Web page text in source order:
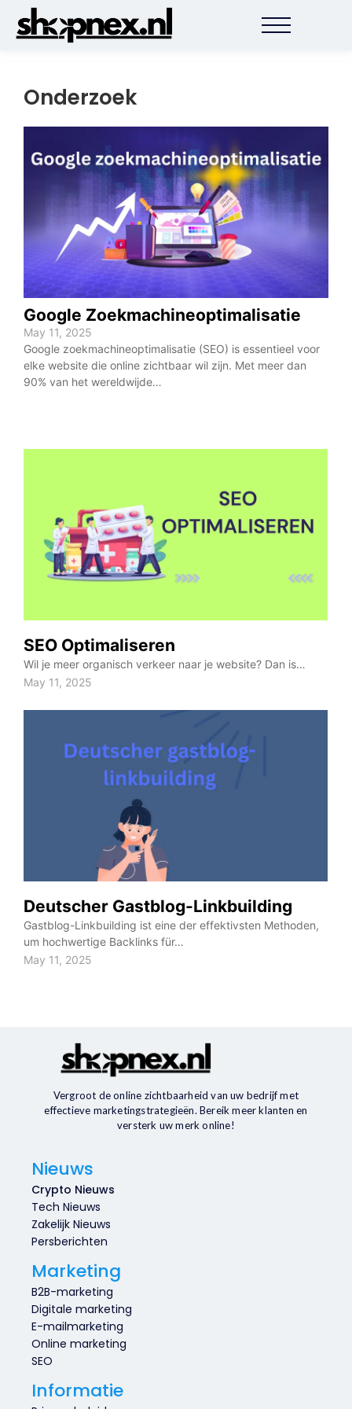
Onderzoek
Google Zoekmachineoptimalisatie
May 11, 2025
Google zoekmachineoptimalisatie (SEO) is essentieel voor
elke website die online zichtbaar wil zijn. Met meer dan
90% van het wereldwijde…
SEO Optimaliseren
Wil je meer organisch verkeer naar je website? Dan is…
May 11, 2025
Deutscher Gastblog-Linkbuilding
Gastblog-Linkbuilding ist eine der effektivsten Methoden,
um hochwertige Backlinks für…
May 11, 2025
Vergroot de online zichtbaarheid van uw bedrijf met
effectieve marketingstrategieën. Bereik meer klanten en
versterk uw merk online!
Nieuws
Crypto Nieuws
Tech Nieuws
Zakelijk Nieuws
Persberichten
Marketing
B2B-marketing
Digitale marketing
E-mailmarketing
Online marketing
SEO
Informatie